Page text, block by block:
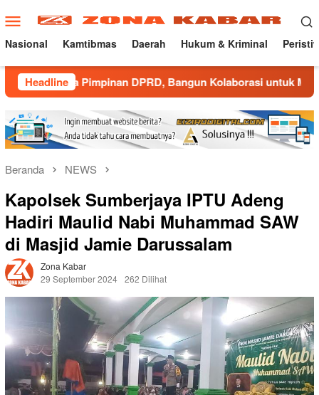
ke
konten
Menu
Mobile
Nasional Kamtibmas Daerah Hukum & Kriminal
Headline
Pimpinan DPRD, Bangun Kolaborasi untuk Majalengka
Beranda NEWS
Kapolsek Sumberjaya IPTU Adeng
Hadiri Maulid Nabi Muhammad SAW
di Masjid Jamie Darussalam
Zona Kabar
29 September 2024 262 Dilihat